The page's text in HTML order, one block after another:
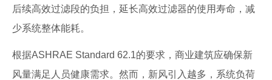
后续高效过滤段的负担，延长高效过滤器的使用寿命，减
少系统整体能耗。
根据ASHRAE Standard 62.1的要求，商业建筑应确保新
风量满足人员健康需求。然而，新风引入越多，系统负荷